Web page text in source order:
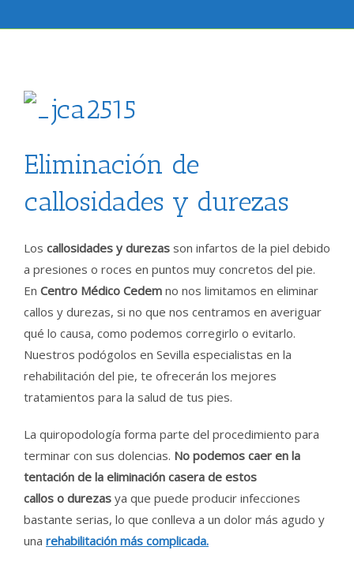
Eliminación de
callosidades y durezas
Los callosidades y durezas son infartos de la piel debido
a presiones o roces en puntos muy concretos del pie.
En Centro Médico Cedem no nos limitamos en eliminar
callos y durezas, si no que nos centramos en averiguar
qué lo causa, como podemos corregirlo o evitarlo.
Nuestros podógolos en Sevilla especialistas en la
rehabilitación del pie, te ofrecerán los mejores
tratamientos para la salud de tus pies.
La quiropodología forma parte del procedimiento para
terminar con sus dolencias. No podemos caer en la
tentación de la eliminación casera de estos
callos o durezas ya que puede producir infecciones
bastante serias, lo que conlleva a un dolor más agudo y
una rehabilitación más complicada.